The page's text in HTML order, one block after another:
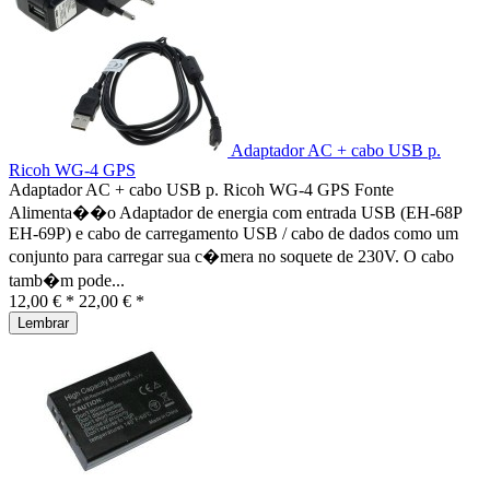
Adaptador AC + cabo USB p.
Ricoh WG-4 GPS
Adaptador AC + cabo USB p. Ricoh WG-4 GPS Fonte
Alimenta��o Adaptador de energia com entrada USB (EH-68P
EH-69P) e cabo de carregamento USB / cabo de dados como um
conjunto para carregar sua c�mera no soquete de 230V. O cabo
tamb�m pode...
12,00 € * 22,00 € *
Lembrar